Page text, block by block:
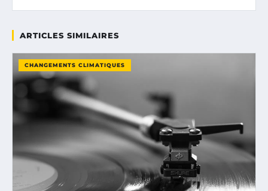
ARTICLES SIMILAIRES
CHANGEMENTS CLIMATIQUES